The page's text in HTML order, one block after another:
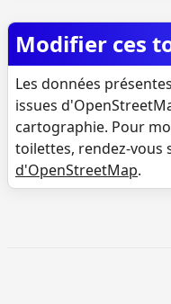
Modifier ces
Les données
issues
cartographie. Pour
toilettes, rendez-vous
d'OpenStreetMap.